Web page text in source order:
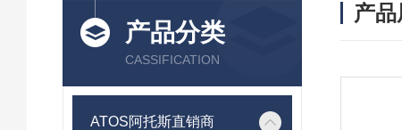
产品分类
CASSIFICATION
ATOS阿托斯直销商
产